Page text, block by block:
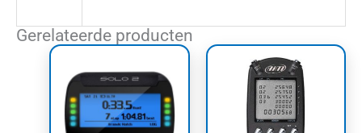
Gerelateerde producten
Prijsklasse:
tot
€1.461,08
product
heeft
meerdere
variaties.